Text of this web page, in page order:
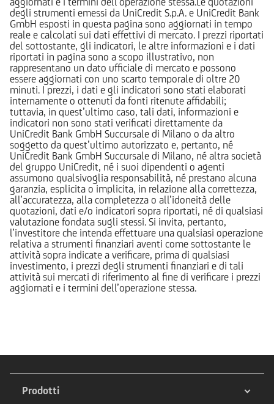
degli strumenti emessi da UniCredit S.p.A. e UniCredit Bank
GmbH esposti in questa pagina sono aggiornati in tempo
reale e calcolati sui dati effettivi di mercato. I prezzi riportati
del sottostante, gli indicatori, le altre informazioni e i dati
riportati in pagina sono a scopo illustrativo, non
rappresentano un dato ufficiale di mercato e possono
essere aggiornati con uno scarto temporale di oltre 20
minuti. I prezzi, i dati e gli indicatori sono stati elaborati
internamente o ottenuti da fonti ritenute affidabili;
tuttavia, in quest’ultimo caso, tali dati, informazioni e
indicatori non sono stati verificati direttamente da
UniCredit Bank GmbH Succursale di Milano o da altro
soggetto da quest’ultimo autorizzato e, pertanto, né
UniCredit Bank GmbH Succursale di Milano, né altra società
del gruppo UniCredit, né i suoi dipendenti o agenti
assumono qualsivoglia responsabilità, né prestano alcuna
garanzia, esplicita o implicita, in relazione alla correttezza,
all’accuratezza, alla completezza o all’idoneità delle
quotazioni, dati e/o indicatori sopra riportati, né di qualsiasi
valutazione fondata sugli stessi. Si invita, pertanto,
l’investitore che intenda effettuare una qualsiasi operazione
relativa a strumenti finanziari aventi come sottostante le
attività sopra indicate a verificare, prima di qualsiasi
investimento, i prezzi degli strumenti finanziari e di tali
attività sui mercati di riferimento al fine di verificare i prezzi
aggiornati e i termini dell’operazione stessa.
Prodotti